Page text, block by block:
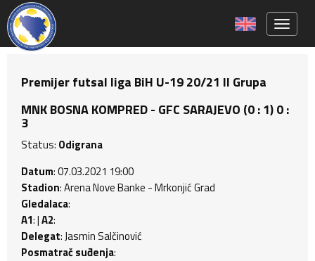
Premijer futsal liga BiH U-19 20/21 II Grupa
MNK BOSNA KOMPRED - GFC SARAJEVO (0 : 1) 0 :
3
Status: Odigrana
Datum: 07.03.2021 19:00
Stadion: Arena Nove Banke - Mrkonjić Grad
Gledalaca:
A1: |A2:
Delegat: Jasmin Salčinović
Posmatrač suđenja: